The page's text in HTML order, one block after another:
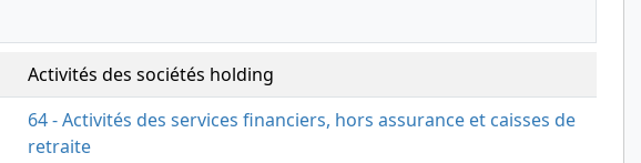
Activités des sociétés holding
64 - Activités des services financiers, hors assurance et caisses de
retraite